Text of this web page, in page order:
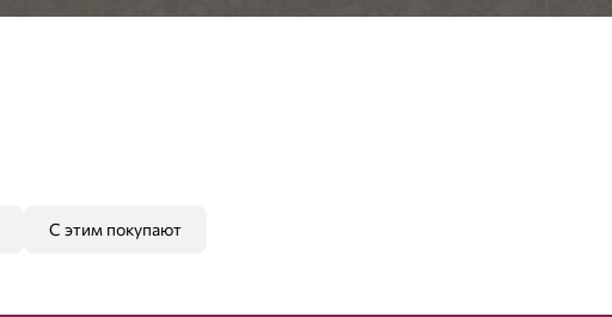
С этим покупают